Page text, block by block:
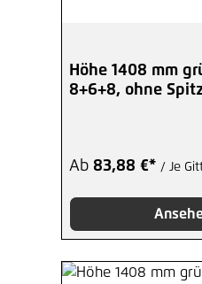
Höhe 1408 mm
8+6+8, ohne
Ab 83,88 €* / Je